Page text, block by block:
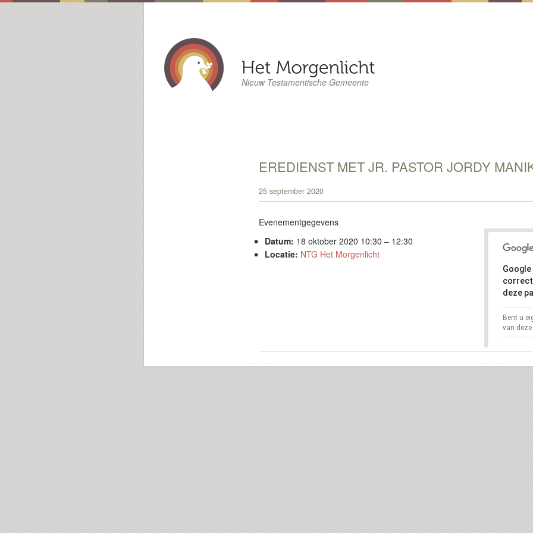
Nieuw Testamentische Gemeente
EREDIENST MET JR. PASTOR JORDY
25 september 2020
Evenementgegevens
Datum: 18 oktober 2020 10:30 – 12:30
Locatie: NTG Het Morgenlicht
Google
correct
deze
Bent u
van